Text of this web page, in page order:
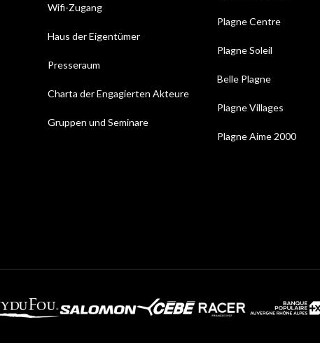
Wifi-Zugang
Haus der Eigentümer
Presseraum
Charta der Engagierten Akteure
Gruppen und Seminare
Plagne Centre
Plagne Soleil
Belle Plagne
Plagne Villages
Plagne Aime 2000